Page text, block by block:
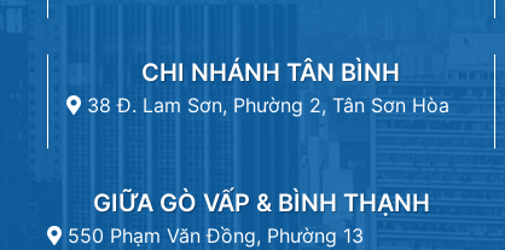
CHI NHÁNH TÂN BÌNH
38 Đ. Lam Sơn, Phường 2, Tân Sơn Hòa
GIỮA GÒ VẤP & BÌNH THẠNH
550 Phạm Văn Đồng, Phường 13